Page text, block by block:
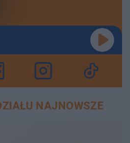
NAJNOWSZE